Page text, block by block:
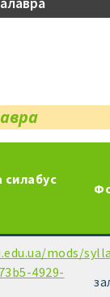
силабус
mods/
4929-